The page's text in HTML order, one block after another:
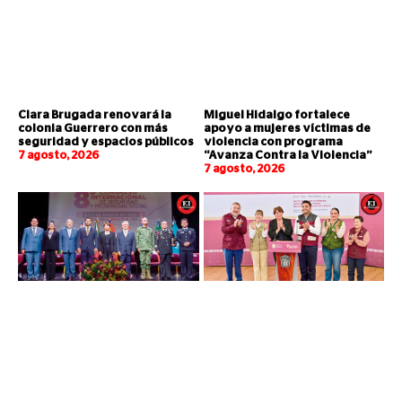
Clara Brugada renovará la
colonia Guerrero con más
seguridad y espacios públicos
7 agosto, 2026
Miguel Hidalgo fortalece
apoyo a mujeres víctimas de
violencia con programa
“Avanza Contra la Violencia”
7 agosto, 2026